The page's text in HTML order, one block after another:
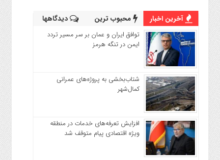
آخرین اخبار محبوب ترین دیدگاهها
توافق ایران و عمان بر سر مسیر تردد
ایمن در تنگه هرمز
شتاب‌بخشی به پروژه‌های عمرانی
کمال‌شهر
افزایش تعرفه‌های خدمات در منطقه
ویژه اقتصادی پیام متوقف شد